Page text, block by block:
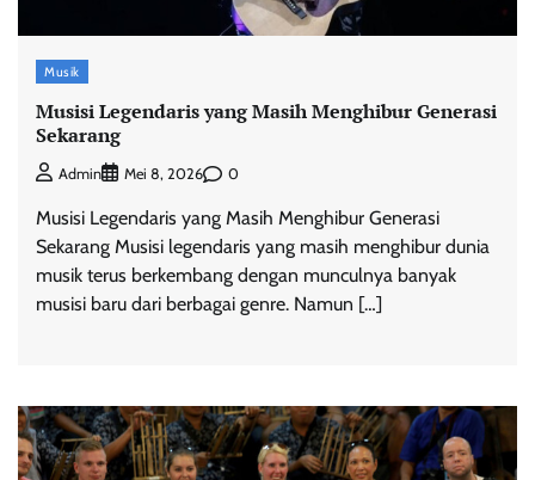
Musik
Musisi Legendaris yang Masih Menghibur Generasi
Sekarang
Admin Mei 8, 2026 0
Musisi Legendaris yang Masih Menghibur Generasi
Sekarang Musisi legendaris yang masih menghibur dunia
musik terus berkembang dengan munculnya banyak
musisi baru dari berbagai genre. Namun […]